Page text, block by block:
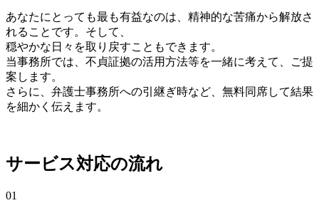
あなたにとっても最も有益なのは、精神的な苦痛から解放さ
れることです。そして、
穏やかな日々を取り戻すこともできます。
当事務所では、不貞証拠の活用方法等を一緒に考えて、ご提
案します。
さらに、弁護士事務所への引継ぎ時など、無料同席して結果
を細かく伝えます。
サービス対応の流れ
01